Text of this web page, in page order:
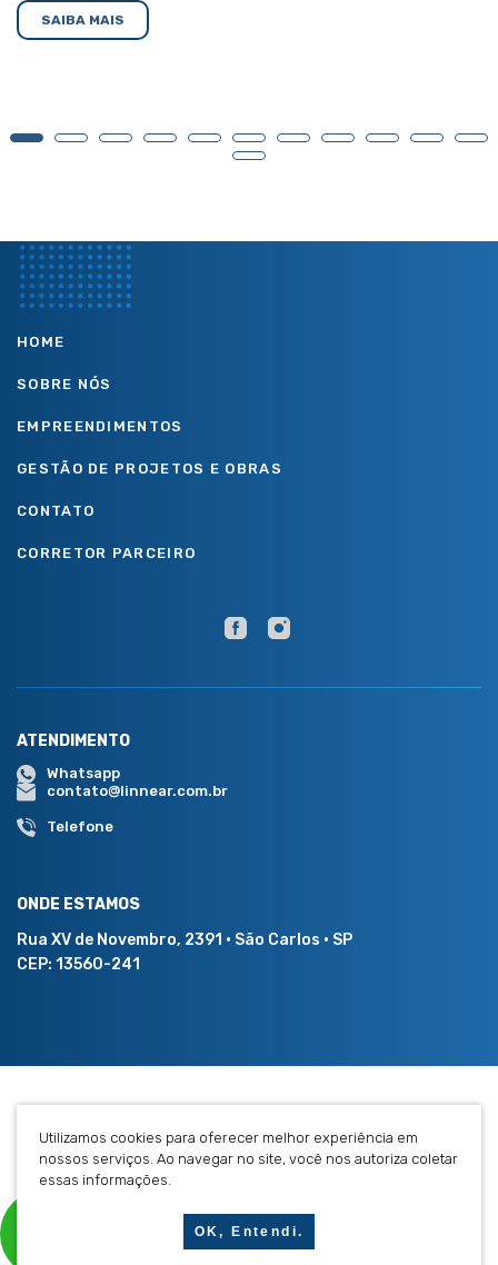
Utilizamos cookies para oferecer melhor experiência em
nossos serviços. Ao navegar no site, você nos autoriza coletar
essas informações.
OK, Entendi.
SAIBA MAIS
HOME
SOBRE NÓS
EMPREENDIMENTOS
GESTÃO DE PROJETOS E OBRAS
CONTATO
CORRETOR PARCEIRO
ATENDIMENTO
Whatsapp
contato@linnear.com.br
Telefone
ONDE ESTAMOS
Rua XV de Novembro, 2391 • São Carlos • SP
CEP: 13560-241